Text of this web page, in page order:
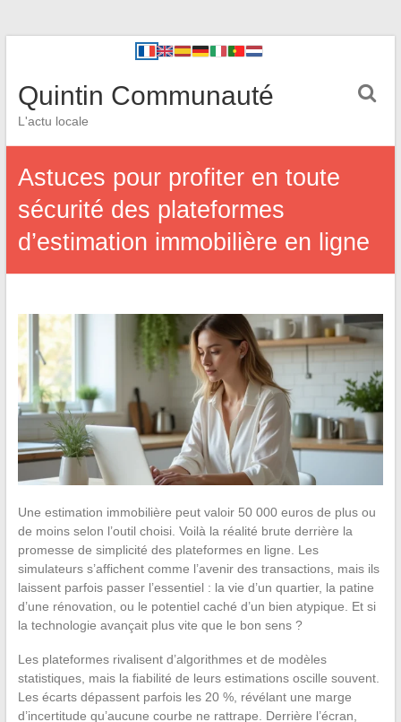
Quintin Communauté
L'actu locale
Astuces pour profiter en toute
sécurité des plateformes
d’estimation immobilière en ligne
Une estimation immobilière peut valoir 50 000 euros de plus ou
de moins selon l’outil choisi. Voilà la réalité brute derrière la
promesse de simplicité des plateformes en ligne. Les
simulateurs s’affichent comme l’avenir des transactions, mais ils
laissent parfois passer l’essentiel : la vie d’un quartier, la patine
d’une rénovation, ou le potentiel caché d’un bien atypique. Et si
la technologie avançait plus vite que le bon sens ?
Les plateformes rivalisent d’algorithmes et de modèles
statistiques, mais la fiabilité de leurs estimations oscille souvent.
Les écarts dépassent parfois les 20 %, révélant une marge
d’incertitude qu’aucune courbe ne rattrape. Derrière l’écran,